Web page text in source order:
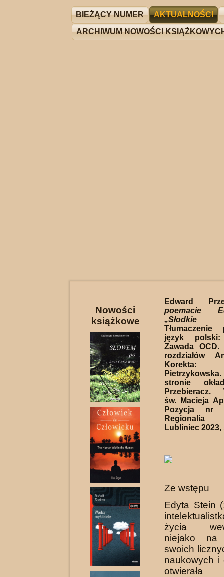
BIEŻĄCY NUMER AKTUALNOŚCI
ARCHIWUM NOWOŚCI
Nowości
książkowe
Edward
poemacie
„Słodkie
język
Zawada
rozdziałów
Korekta:
stronie
Przebieracz.
św. Macieja
Pozycja nr
Regionalia
Lubliniec 2023,
Ze wstępu
Edyta Stein
życia
niejako na
swoich
na­ukowych i